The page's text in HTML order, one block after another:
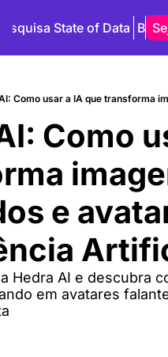
State of Data Blog
Como usar a IA que transforma
Como
e
Hedra AI e descubra
em avatares